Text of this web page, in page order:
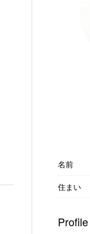
名前
住まい
Profile